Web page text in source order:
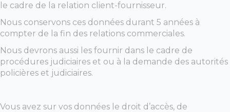
le cadre de la relation client-fournisseur.
Nous conservons ces données durant 5 années à
compter de la fin des relations commerciales.
Nous devrons aussi les fournir dans le cadre de
procédures judiciaires et ou à la demande des autorités
policières et judiciaires.
Vous avez sur vos données le droit d’accès, de